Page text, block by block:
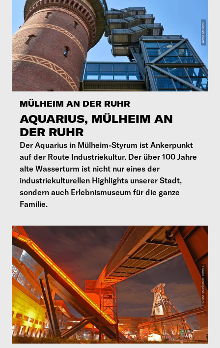
MÜLHEIM AN DER RUHR
AQUARIUS, MÜLHEIM AN
DER RUHR
Der Aquarius in Mülheim-Styrum ist Ankerpunkt
auf der Route Industriekultur. Der über 100 Jahre
alte Wasserturm ist nicht nur eines der
industriekulturellen Highlights unserer Stadt,
sondern auch Erlebnismuseum für die ganze
Familie.